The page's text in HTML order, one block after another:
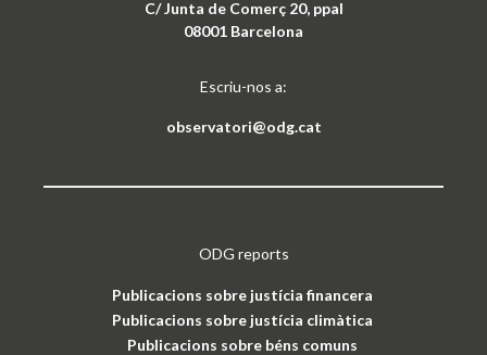
C/ Junta de Comerç 20, ppal
08001 Barcelona
Escriu-nos a:
observatori@odg.cat
ODG reports
Publicacions sobre justícia financera
Publicacions sobre justícia climàtica
Publicacions sobre béns comuns